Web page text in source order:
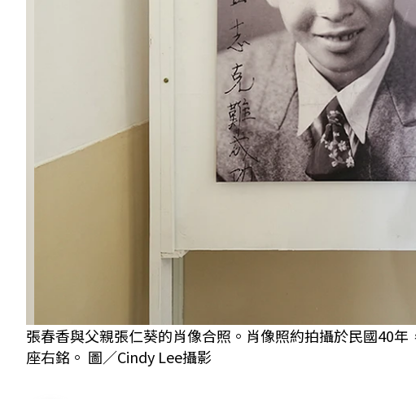
張春香與父親張仁葵的肖像合照。肖像照約拍攝於民國40
座右銘。 圖／Cindy Lee攝影